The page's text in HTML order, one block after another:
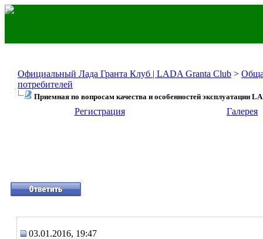
Официальный Лада Гранта Клуб | LADA Granta Club >
потребителей
Приемная по вопросам качества и особенностей эксплуатации
Регистрация Галерея
03.01.2016, 19:47